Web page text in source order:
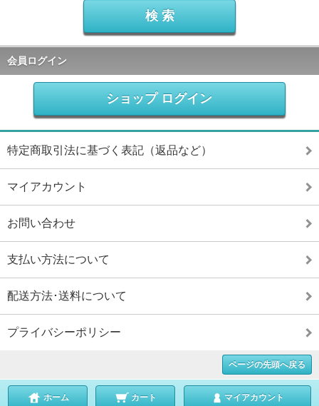
会員ログイン
ショップ ログイン
特定商取引法に基づく表記（返品など）
マイアカウント
お問い合わせ
支払い方法について
配送方法･送料について
プライバシーポリシー
ページの先頭へ戻る
ホーム カート マイアカウント